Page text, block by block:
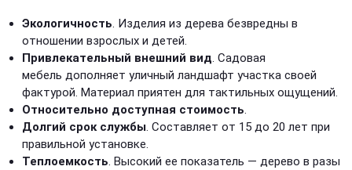
Экологичность. Изделия из дерева безвредны в
отношении взрослых и детей.
Привлекательный внешний вид. Садовая
мебель дополняет уличный ландшафт участка своей
фактурой. Материал приятен для тактильных ощущений.
Относительно доступная стоимость.
Долгий срок службы. Составляет от 15 до 20 лет при
правильной установке.
Теплоемкость. Высокий ее показатель — дерево в разы